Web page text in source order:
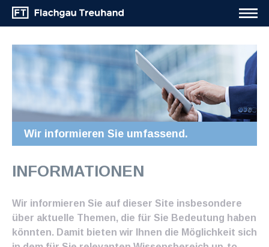
Wir informieren Sie umfassend.
INFORMATIONEN
Wir informieren Sie auf dieser Site insbesondere
über aktuelle Themen, die für Sie Bedeutung haben
könnten. Damit bieten wir Ihnen die Möglichkeit sich